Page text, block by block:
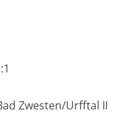
Zwesten/Urfftal II